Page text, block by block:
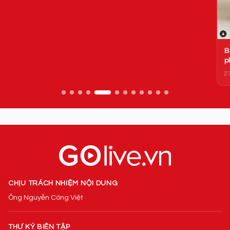
CHỊU TRÁCH NHIỆM NỘI DUNG
Ông Nguyễn Công Việt
THƯ KÝ BIÊN TẬP